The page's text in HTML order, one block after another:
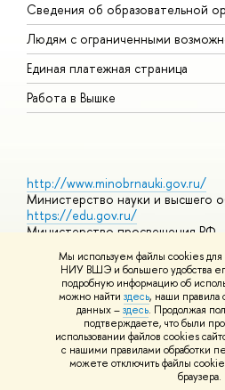
Мы используем файлы cookies для
НИУ ВШЭ и большего удобства
подробную информацию об
можно найти здесь, наши правила
данных –здесь. Продолжая
подтверждаете, что были
использовании файлов cookies
с нашими правилами обработки
можете отключить файлы
браузера.
Сведения об образовательной
Людям с ограниченными
Единая платежная страница
Работа в Вышке
http://www.minobrnauki.gov.ru/
Министерство науки и высшего
https://edu.gov.ru/
Министерство просвещения РФ
https://elearning.hse.ru/mooc
Массовые открытые онлайн-
© НИУ ВШЭ 1993–2026 Адреса и
использования материалов Политика
Шрифты HSE Sans и HSE Slab